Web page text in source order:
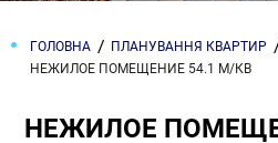
ГОЛОВНА ПЛАНУВАННЯ КВАРТИР
НЕЖИЛОЕ ПОМЕЩЕНИЕ 54.1 М/КВ
НЕЖИЛОЕ